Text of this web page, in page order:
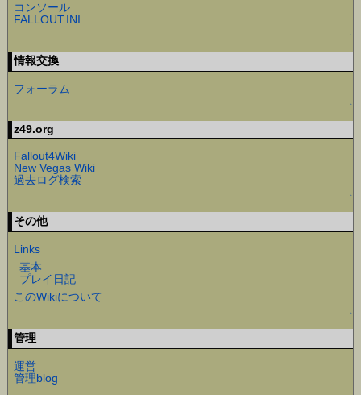
コンソール
FALLOUT.INI
↑
情報交換
フォーラム
↑
z49.org
Fallout4Wiki
New Vegas Wiki
過去ログ検索
↑
その他
Links
基本
プレイ日記
このWikiについて
↑
管理
運営
管理blog